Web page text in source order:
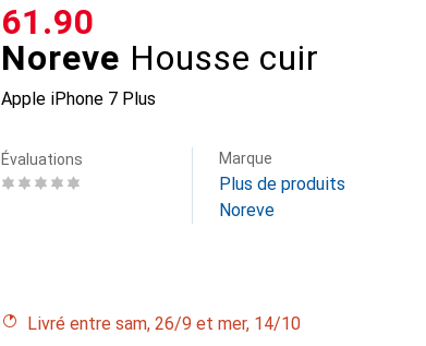
Noreve Housse cuir
Apple iPhone 7 Plus
CHF
61.90
Évaluations Marque
Plus de produits
Noreve
Livré entre sam, 26/9 et mer, 14/10